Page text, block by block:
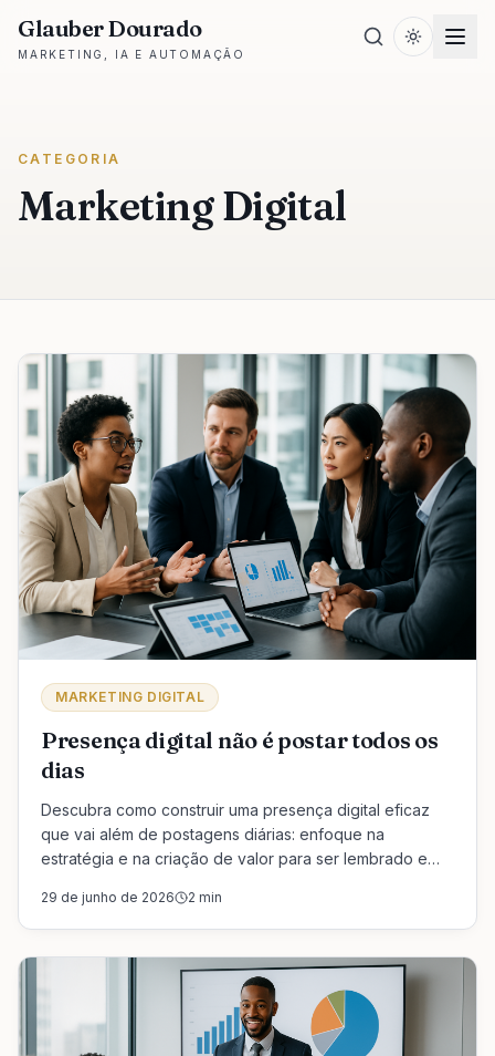
Glauber Dourado
MARKETING, IA E AUTOMAÇÃO
CATEGORIA
Marketing Digital
Artigos da categoria Marketing Digital
MARKETING DIGITAL
Presença digital não é postar todos os
dias
Descubra como construir uma presença digital eficaz
que vai além de postagens diárias: enfoque na
estratégia e na criação de valor para ser lembrado e
29 de junho de 2026 2 min